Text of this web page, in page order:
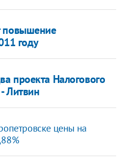
повышение
году
проекта Налогового
Литвин
цены на